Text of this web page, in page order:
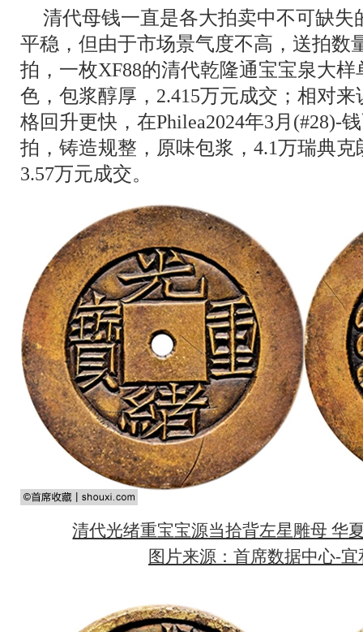
清代母钱一直是各大拍卖中不可缺
平稳，但由于市场景气度不高，送拍数
拍，一枚XF88的清代乾隆通宝宝泉大
色，包浆醇厚，2.415万元成交；相对
格回升更快，在Philea2024年3月(#28)-
拍，铸造规整，原味包浆，4.1万瑞典
3.57万元成交。
清代光绪重宝宝源当拾背左星雕母 华
图片来源：首席数据中心-